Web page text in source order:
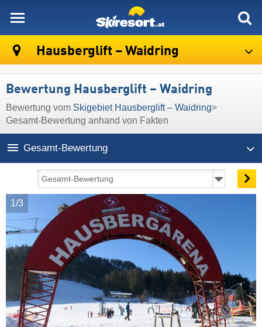
Hausberglift – Waidring
Bewertung Hausberglift – Waidring
Bewertung vom Skigebiet Hausberglift – Waidring>
Gesamt-Bewertung anhand von Fakten
Gesamt-Bewertung
1/3